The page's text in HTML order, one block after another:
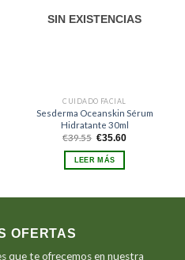
SIN EXISTENCIAS
CUIDADO FACIAL
Sesderma Oceanskin Sérum
Hidratante 30ml
€39.55 El
original
era:
€39.55.
€35.60El
LEER MÁS
OFERTAS
que te ofrecemos en nuestra